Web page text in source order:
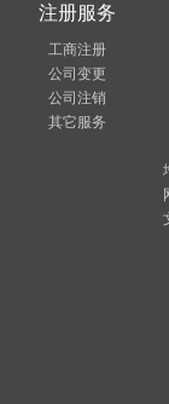
注册服务
工商注册
公司变更
公司注销
其它服务